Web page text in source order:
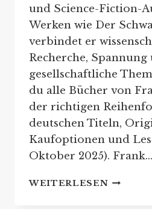
und Science-Fiction-
Werken wie Der
verbindet er
Recherche, Spannung
gesellschaftliche
du alle Bücher von
der richtigen
deutschen Titeln,
Kaufoptionen und
Oktober 2025). Frank…
WEITERLESENFRANK